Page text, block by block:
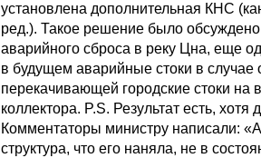
установлена дополнительная КНС
ред.). Такое решение было
аварийного сброса в реку Цна, еще
в будущем аварийные стоки в случае
перекачивающей городские стоки на
коллектора. P.S. Результат есть,
Комментаторы министру написали:
структура, что его наняла, не в